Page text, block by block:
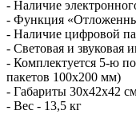
- Наличие
- Функция
- Наличие цифровой
- Световая и звуковая
- Комплектуется 5-ю
пакетов 100х200 мм)
- Габариты 30х42х42
- Вес - 13,5 кг